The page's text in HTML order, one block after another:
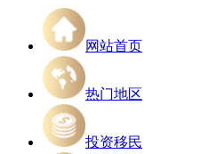
网站首页
热门地区
投资移民